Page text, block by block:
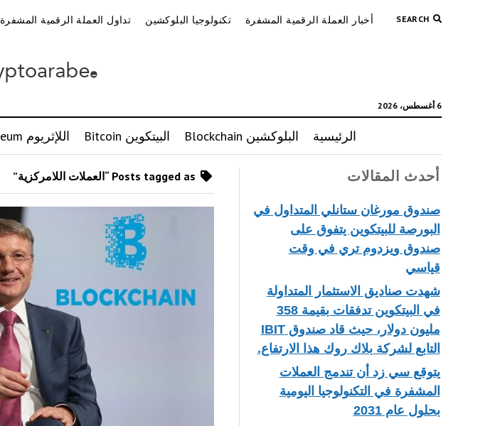
SEARCH أخبار العملة الرقمية المشفرة تكنولوجيا البلوكشين تداول العملة الرقمية المشفرة
6 أغسطس، 2026
الرئيسية البلوكشين Blockchain البيتكوين Bitcoin اللإثريوم Ethereum
أحدث المقالات
صندوق مورغان ستانلي المتداول في
البورصة للبيتكوين يتفوق على
صندوق ويزدوم تري في وقت
قياسي
شهدت صناديق الاستثمار المتداولة
في البيتكوين تدفقات بقيمة 358
مليون دولار، حيث قاد صندوق IBIT
التابع لشركة بلاك روك هذا الارتفاع.
يتوقع سي زد أن تندمج العملات
المشفرة في التكنولوجيا اليومية
بحلول عام 2031